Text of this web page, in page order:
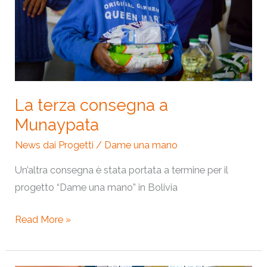
La terza consegna a
Munaypata
News dai Progetti / Dame una mano
Un’altra consegna è stata portata a termine per il
progetto “Dame una mano” in Bolivia
Read More »